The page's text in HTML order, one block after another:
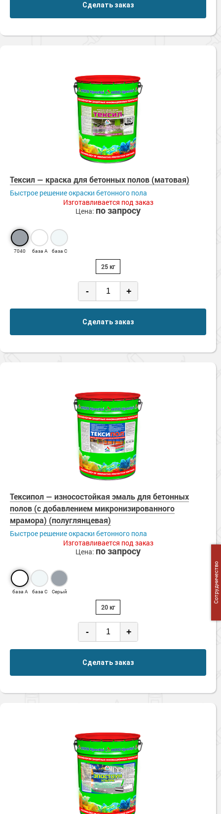
Сделать заказ
Тексил — краска для бетонных полов (матовая)
Быстрое решение окраски бетонного пола
Изготавливается под заказ
Цена: по запросу
7040 база А база С
25 кг
- +
Сделать заказ
Тексипол — износостойкая эмаль для бетонных
полов (с добавлением микронизированного
мрамора) (полуглянцевая)
Быстрое решение окраски бетонного пола
Изготавливается под заказ
Цена: по запросу
база А база С Серый
20 кг
- +
Сделать заказ
Сотрудничество